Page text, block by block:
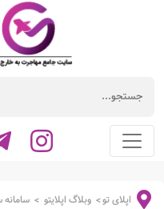
اپلای تو> وبلاگ اپلایتو >